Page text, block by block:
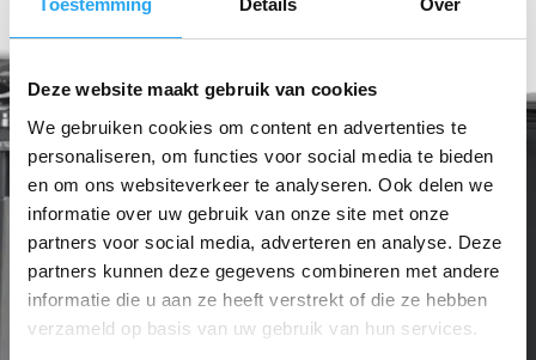
Toestemming Details Over
Deze website maakt gebruik van cookies
We gebruiken cookies om content en advertenties te
personaliseren, om functies voor social media te bieden
en om ons websiteverkeer te analyseren. Ook delen we
informatie over uw gebruik van onze site met onze
partners voor social media, adverteren en analyse. Deze
partners kunnen deze gegevens combineren met andere
informatie die u aan ze heeft verstrekt of die ze hebben
verzameld op basis van uw gebruik van hun services.